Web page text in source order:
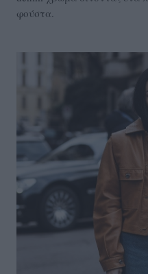
φούστα.